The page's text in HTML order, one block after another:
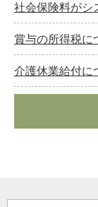
社会保険料がシ
賞与の所得税に
介護休業給付に